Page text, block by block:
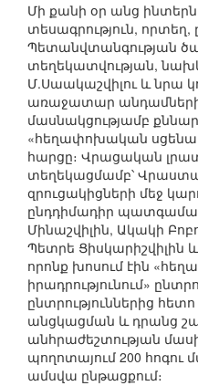
Մի քանի օր անց
տեսագրություն,
Պետանվտանգության
տեղեկատվության,
Մ.Սաակաշվիլու և նրա
առաջատար
մասնակցությամբ
«հեղափոխական
հարցը։ Վրացական
տեղեկացմամբ՝
զրուցակիցների մեջ
ընդդիմադիր
Մինաշվիլին, Ակակի
Պետրե Ցիսկարիշվիլին
որոնք խոսում էին
իրադրությունում»
ընտրություններից
անցկացման և դրանց
անհրաժեշտության
պողոտայում 200 հոգու
ամսվա ընթացքում։